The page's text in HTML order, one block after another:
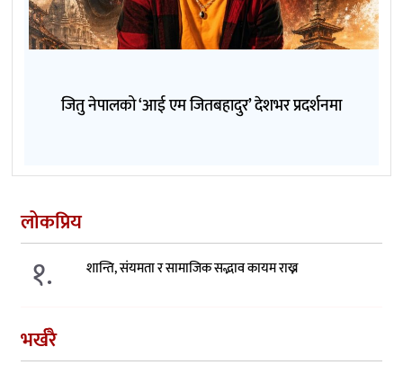
जितु नेपालको ‘आई एम जितबहादुर’ देशभर प्रदर्शनमा
लोकप्रिय
१. शान्ति, संयमता र सामाजिक सद्भाव कायम राख्न
भर्खरै